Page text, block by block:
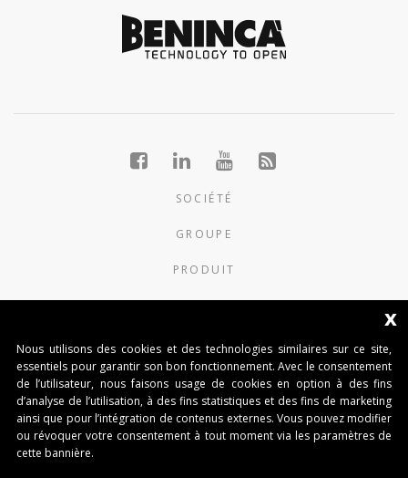
SOCIÉTÉ
GROUPE
PRODUIT
NOUVELLES
CONTACTS
AUTOMATISMI BENINCÀ SpA
Via del Capitello 45
36066 Sandrigo (Vicenza) Italy
x
Nous utilisons des cookies et des technologies similaires sur ce site,
essentiels pour garantir son bon fonctionnement. Avec le consentement
de l’utilisateur, nous faisons usage de cookies en option à des fins
d’analyse de l’utilisation, à des fins statistiques et des fins de marketing
ainsi que pour l’intégration de contenus externes. Vous pouvez modifier
ou révoquer votre consentement à tout moment via les paramètres de
cette bannière.